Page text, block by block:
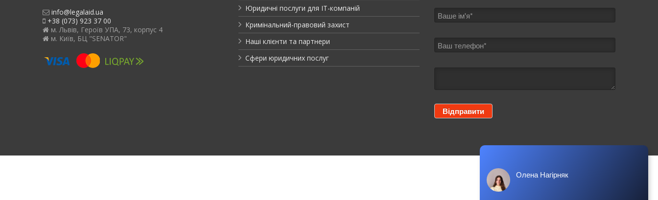
info@legalaid.ua
+38 (073) 923 37 00
м. Львів, Героїв УПА, 73, корпус 4
м. Київ, БЦ "SENATOR"
Юридичні послуги для ІТ-компаній
Кримінальний-правовий захист
Наші клієнти та партнери
Сфери юридичних послуг
Олена Нагірняк